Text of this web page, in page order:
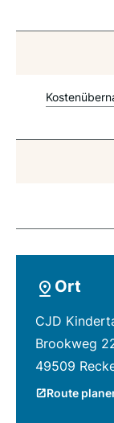
Ort
CJD
Brookweg
49509
Route